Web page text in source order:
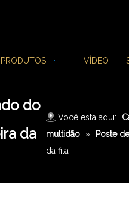
PRODUTOS VÍDEO
do
da
Você está aqui:
multidão
» Poste
da fila